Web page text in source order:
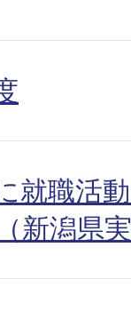
就職活
新潟県